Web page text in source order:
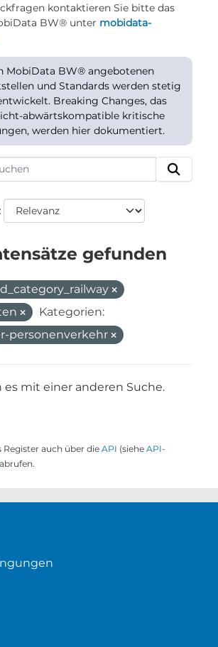
kontaktieren Sie bitte das
BW® unter mobidata-
MobiData BW® angebotenen
und Standards werden stetig
Breaking Changes, das
abwärtskompatible kritische
werden hier dokumentiert.
gefunden
Kategorien:
personenverkehr
es mit einer anderen Suche.
Register auch über die API (siehe API-